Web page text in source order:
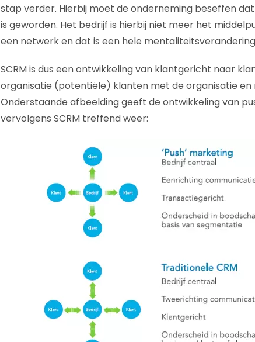
stap verder. Hierbij moet de onderneming beseffen
is geworden. Het bedrijf is hierbij niet meer het
een netwerk en dat is een hele
SCRM is dus een ontwikkeling van klantgericht naar
organisatie (potentiële) klanten met de organisatie
Onderstaande afbeelding geeft de ontwikkeling van
vervolgens SCRM treffend weer: